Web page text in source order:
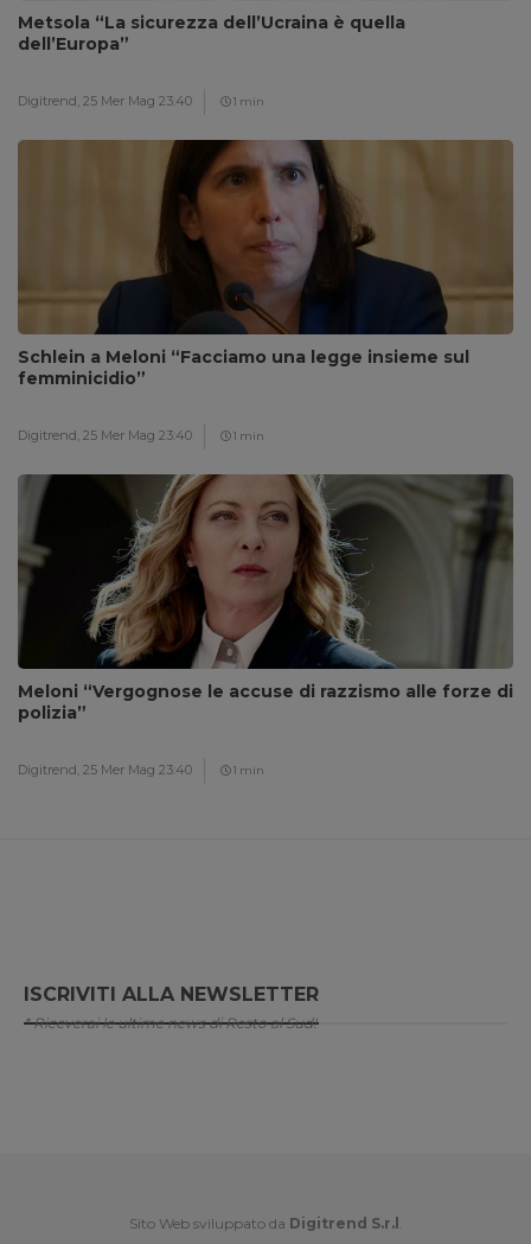
Metsola “La sicurezza dell’Ucraina è quella
dell’Europa”
Digitrend, 25 Mer Mag 23:40 1 min
Schlein a Meloni “Facciamo una legge insieme sul
femminicidio”
Digitrend, 25 Mer Mag 23:40 1 min
Meloni “Vergognose le accuse di razzismo alle forze di
polizia”
Digitrend, 25 Mer Mag 23:40 1 min
ISCRIVITI ALLA NEWSLETTER
* Riceverai le ultime news di Resto al Sud!
Sito Web sviluppato da Digitrend S.r.l .